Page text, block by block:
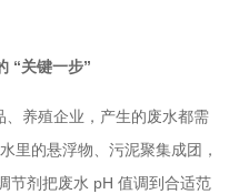
“关键一步”
养殖企业，产生的废水都需
的悬浮物、污泥聚集成团，
节剂把废水 pH 值调到合适范